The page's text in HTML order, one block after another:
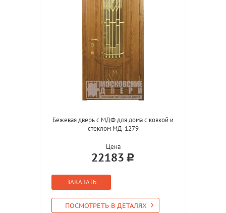
Бежевая дверь с МДФ для дома с ковкой и
стеклом МД-1279
Цена
22183
ЗАКАЗАТЬ
ПОСМОТРЕТЬ В ДЕТАЛЯХ